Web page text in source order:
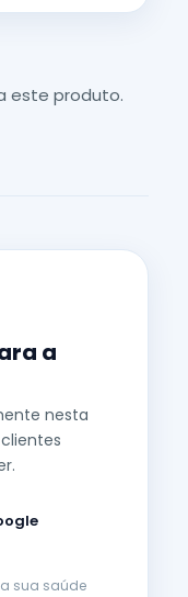
este produto.
a
nesta
sua saúde